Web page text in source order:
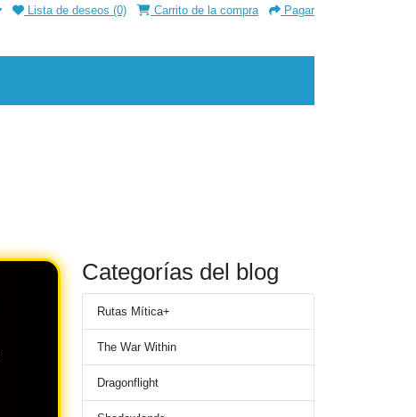
Lista de deseos (0) Carrito de la compra Pagar
Categorías del blog
Rutas Mítica+
The War Within
Dragonflight